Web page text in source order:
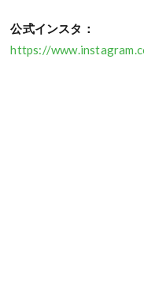
公式インスタ：
https://